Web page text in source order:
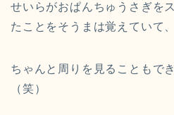
せいらがおぱんちゅうさぎを
たことをそうまは覚えていて、
ちゃんと周りを見ることもで
（笑）